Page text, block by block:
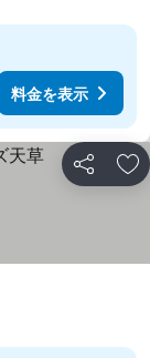
料金を表示
シェア お